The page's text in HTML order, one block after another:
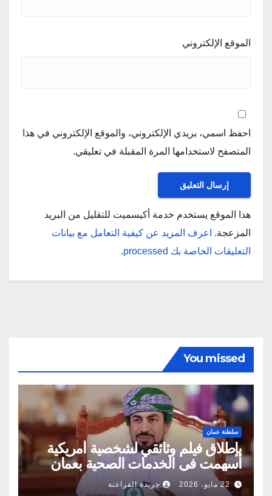
الموقع الإلكتروني
احفظ اسمي، بريدي الإلكتروني، والموقع الإلكتروني في هذا
المتصفح لاستخدامها المرة المقبلة في تعليقي.
هذا الموقع يستخدم خدمة أكيسميت للتقليل من البريد
المزعجة.
اعرف المزيد عن كيفية التعامل مع بيانات
التعليقات الخاصة بك processed
.
You missed
سلطنة عمان
بإطلاق فيلم وثائقي لشخصية أمريكية
أسهمت في الخدمات الصحية بعمان
22 مايو، 2026 جريدة الفراعنة